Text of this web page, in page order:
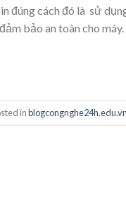
đúng cách đó là sử
bảo an toàn cho máy.
in